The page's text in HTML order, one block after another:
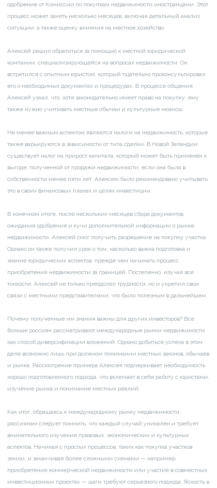
одобрение от Комиссии по покупкам недвижимости иностранцами. Этот
процесс может занять несколько месяцев, включая детальный анализ
ситуации, а также оценку влияния на местное хозяйство.
Алексей решил обратиться за помощью к местной юридической
компании, специализирующейся на вопросах недвижимости. Он
встретился с опытным юристом, который тщательно проконсультировал
его о необходимых документах и процедурах. В процессе общения
Алексей узнал, что, хотя законодательно имеет право на покупку, ему
также нужно учитывать местные обычаи и культурные нюансы.
Не менее важным аспектом являются налоги на недвижимость, которые
также варьируются в зависимости от типа сделки. В Новой Зеландии
существует налог на прирост капитала, который может быть применён к
выгоде, полученной от продажи недвижимости, если она была в
собственности менее пяти лет. Алексею было рекомендовано учитывать
это в своих финансовых планах и целях инвестиции.
В конечном итоге, после нескольких месяцев сбора документов,
ожидания одобрения и кучи дополнительной информации о рынке
недвижимости, Алексей смог получить разрешение на покупку участка.
Однако он также получил урок о том, насколько важна подготовка и
знание юридических аспектов, прежде чем начинать процесс
приобретения недвижимости за границей. Постепенно, изучая все
тонкости, Алексей не только преодолел трудности, но и укрепил свои
связи с местными представителями, что было полезным в дальнейшем.
Почему полученные им знания важны для других инвесторов? Все
больше россиян рассматривают международные рынки недвижимости
как способ диверсификации вложений. Однако добиться успеха в этом
деле возможно лишь при должном понимании местных законов, обычаев
и рынка. Рассмотрение примера Алексея подчеркивает необходимость
хорошо подготовленного подхода, что включает в себя работу с юристами,
изучение рынка и понимание местных реалий.
Как итог, обращаясь к международному рынку недвижимости,
россиянам следует помнить, что каждый случай уникален и требует
внимательного изучения правовых, экономических и культурных
аспектов. Начиная с простых процессов, таких как покупка участков
земли, и заканчивая более сложными схемами — например,
приобретение коммерческой недвижимости или участие в совместных
инвестиционных проектах — шаги требуют серьезного подхода. Ясность в